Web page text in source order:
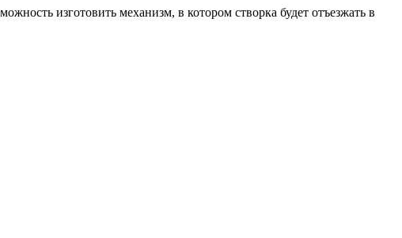
изготовить механизм, в котором створка будет отъезжать в